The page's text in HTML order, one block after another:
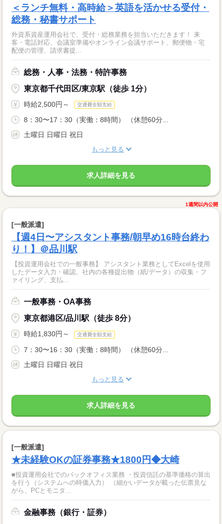
＜ランチ無料・高時給＞英語を活かせる受付・
総務・秘書サポート
外資系資産運用会社で、受付・総務業務を担当いただきます！ 来
客・電話対応、会議室準備やオンライン会議サポート、郵便物・宅
配便の管理、請求書提...
総務・人事・法務・特許事務
東京都千代田区/東京駅（徒歩 1分）
時給2,500円～ 交通費全額支給
8：30〜17：30（実働：8時間） （休憩60分...
土曜日 日曜日 祝日
もっと見る
求人詳細を見る
1週間以内公開
[一般派遣]
【週4日〜アシスタント事務/朝早め16時台終わ
り！】＠品川駅
【投資運用会社での一般事務】 アシスタント業務としてExcelを使用
したデータ入力・確認、社内の各種提出物（紙/データ）の収集・フ
ァイリング、支払...
一般事務・OA事務
東京都港区/品川駅（徒歩 8分）
時給1,830円～ 交通費全額支給
7：30〜16：30（実働：8時間） （休憩60分...
土曜日 日曜日 祝日
もっと見る
求人詳細を見る
[一般派遣]
★未経験OKの証券事務★1800円◆大崎
■投資運用会社でのバックオフィス業務 ・投資信託の基準価格の算出
を行う（システムへの時価入力） （細かいデータが載った伝票見な
がら、PCとモニタ...
金融事務（銀行・証券）